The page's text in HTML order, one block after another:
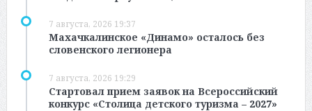
7 августа, 2026 19:37
Махачкалинское «Динамо» осталось без
словенского легионера
7 августа, 2026 19:29
Стартовал прием заявок на Всероссийский
конкурс «Столица детского туризма – 2027»